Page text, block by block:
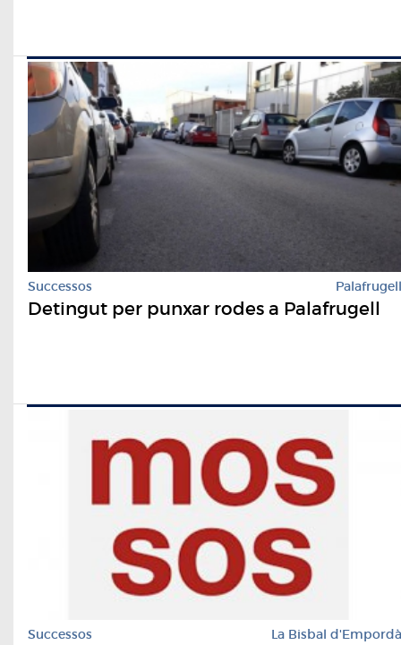
Successos Palafrugell
Detingut per punxar rodes a Palafrugell
Successos La Bisbal d'Empordà